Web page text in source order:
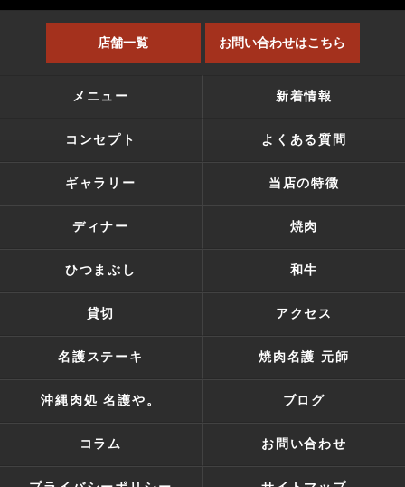
店舗一覧 お問い合わせはこちら
メニュー 新着情報
コンセプト よくある質問
ギャラリー 当店の特徴
ディナー 焼肉
ひつまぶし 和牛
貸切 アクセス
名護ステーキ 焼肉名護 元師
沖縄肉処 名護や。 ブログ
コラム お問い合わせ